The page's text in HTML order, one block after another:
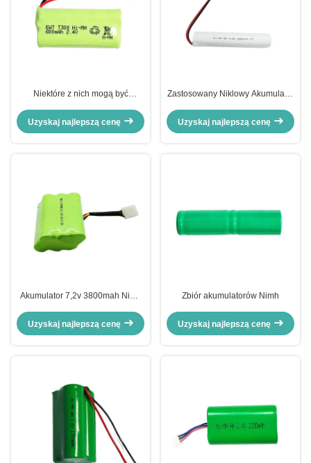
Niektóre z nich mogą być
energii elektrycznej.
Uzyskaj najlepszą cenę
Zastosowany Niklowy Akumulator
Uzyskaj najlepszą cenę
Akumulator 7,2v 3800mah NiMh
Uzyskaj najlepszą cenę
Zbiór akumulatorów Nimh
Uzyskaj najlepszą cenę